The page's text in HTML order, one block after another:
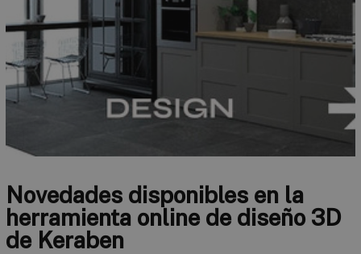
Novedades disponibles en la
herramienta online de diseño 3D
de Keraben